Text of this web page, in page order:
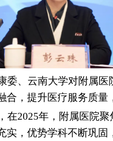
委、云南大学对附属
合，提升医疗服务质量
在2025年，附属医院聚
实，优势学科不断巩